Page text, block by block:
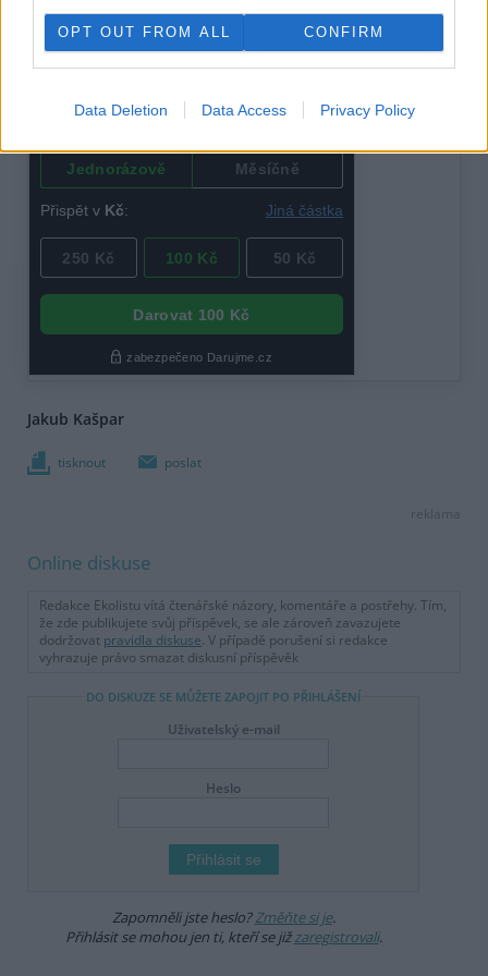
OPT OUT FROM ALL CONFIRM
Data Deletion Data Access Privacy Policy
Jakub Kašpar
tisknout poslat
reklama
Online diskuse
Redakce Ekolistu vítá čtenářské názory, komentáře a postřehy. Tím,
že zde publikujete svůj příspěvek, se ale zároveň zavazujete
dodržovat pravidla diskuse. V případě porušení si redakce
vyhrazuje právo smazat diskusní příspěvěk
DO DISKUZE SE MŮŽETE ZAPOJIT PO PŘIHLÁŠENÍ
Uživatelský e-mail
Heslo
Zapomněli jste heslo?Změňte si je.
Přihlásit se mohou jen ti, kteří se jižzaregistrovali.